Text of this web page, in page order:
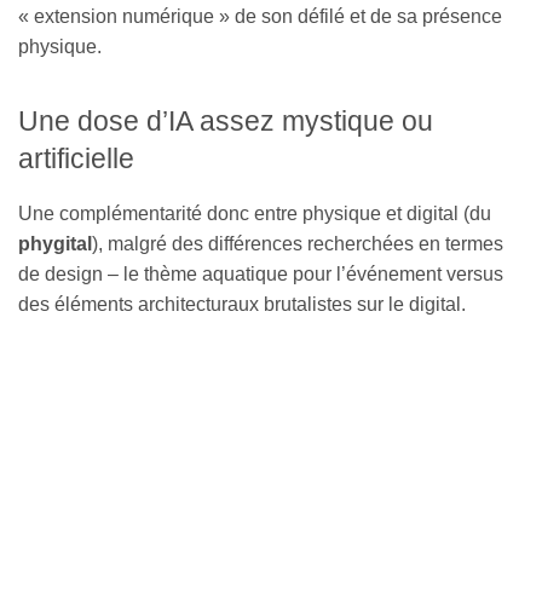
« extension numérique » de son défilé et de sa présence
physique.
Une dose d’IA assez mystique ou
artificielle
Une complémentarité donc entre physique et digital (du
phygital ), malgré des différences recherchées en termes
de design – le thème aquatique pour l’événement versus
des éléments architecturaux brutalistes sur le digital.